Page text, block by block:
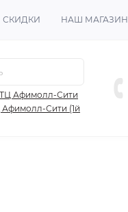
СКИДКИ НАШ МАГАЗИН
ТЦ Афимолл-Сити
Афимолл-Сити (1й